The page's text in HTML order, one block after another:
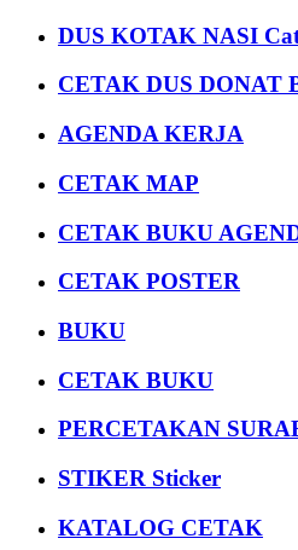
DUS KOTAK NASI
CETAK DUS DONAT
AGENDA KERJA
CETAK MAP
CETAK BUKU
CETAK POSTER
BUKU
CETAK BUKU
PERCETAKAN
STIKER Sticker
KATALOG CETAK